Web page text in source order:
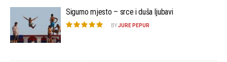
Sigurno mjesto – srce i duša ljubavi
BYJURE PEPUR